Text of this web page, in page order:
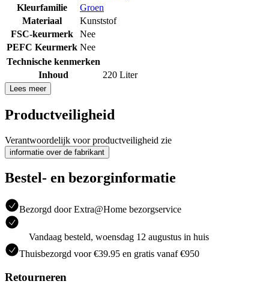
Kleurfamilie
Groen
Materiaal
Kunststof
FSC-keurmerk
Nee
PEFC Keurmerk Nee
Technische kenmerken
Inhoud
220 Liter
Lees meer
Productveiligheid
Verantwoordelijk voor productveiligheid zie
informatie over de fabrikant
Bestel- en bezorginformatie
Bezorgd door Extra@Home bezorgservice
Vandaag besteld, woensdag 12 augustus in huis
Thuisbezorgd voor €39.95 en gratis vanaf €950
Retourneren